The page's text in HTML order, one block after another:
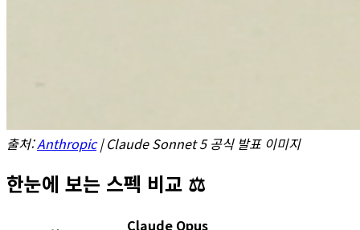
출처:Anthropic| Claude Sonnet 5 공식 발표 이미지
한눈에 보는 스펙 비교 ⚖️
Claude Opus